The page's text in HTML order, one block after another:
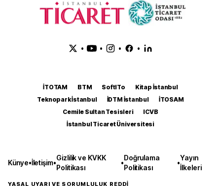
• • • •
İTOTAM BTM SoftITo
Kitap İstanbul
Teknopark İstanbul
İDTM İstanbul
İTOSAM
Cemile Sultan Tesisleri
ICVB
İstanbul Ticaret Üniversitesi
Künye•İletişim•
Gizlilik ve KVKK
Politikası
•
Doğrulama
Politikası
•
Yayın
İlkeleri
YASAL UYARI VE SORUMLULUK REDDİ